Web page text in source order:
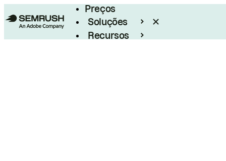
Preços
Soluções
Recursos